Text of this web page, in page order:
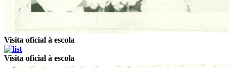
Visita oficial à escola
Visita oficial à escola